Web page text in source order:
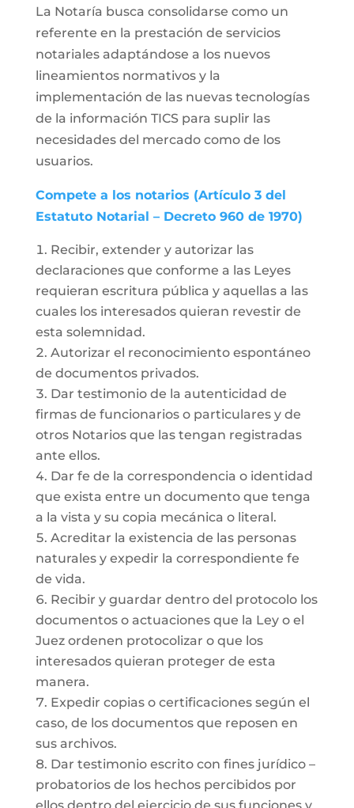
La Notaría busca consolidarse como un
referente en la prestación de servicios
notariales adaptándose a los nuevos
lineamientos normativos y la
implementación de las nuevas tecnologías
de la información TICS para suplir las
necesidades del mercado como de los
usuarios.
Compete a los notarios (Artículo 3 del
Estatuto Notarial – Decreto 960 de 1970)
Recibir, extender y autorizar las
declaraciones que conforme a las Leyes
requieran escritura pública y aquellas a las
cuales los interesados quieran revestir de
esta solemnidad.
Autorizar el reconocimiento espontáneo
de documentos privados.
Dar testimonio de la autenticidad de
firmas de funcionarios o particulares y de
otros Notarios que las tengan registradas
ante ellos.
Dar fe de la correspondencia o identidad
que exista entre un documento que tenga
a la vista y su copia mecánica o literal.
Acreditar la existencia de las personas
naturales y expedir la correspondiente fe
de vida.
Recibir y guardar dentro del protocolo los
documentos o actuaciones que la Ley o el
Juez ordenen protocolizar o que los
interesados quieran proteger de esta
manera.
Expedir copias o certificaciones según el
caso, de los documentos que reposen en
sus archivos.
Dar testimonio escrito con fines jurídico –
probatorios de los hechos percibidos por